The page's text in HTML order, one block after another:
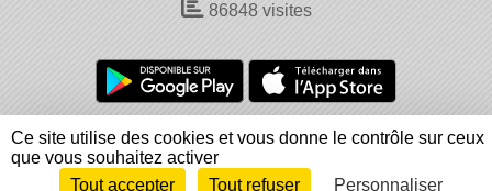
86848visites
Charte cookies
Gestion des cookies
Informations légales
Signaler un contenu inapproprié
Envie de participer ?
Connexion
Ce site utilise des cookies et vous donne le contrôle sur ceux
que vous souhaitez activer
Tout accepter
Tout refuser Personnaliser